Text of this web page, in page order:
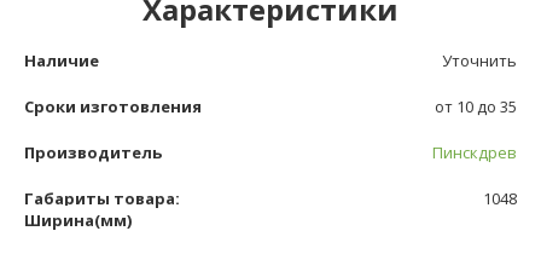
Характеристики
Наличие Уточнить
Сроки изготовления от 10 до 35
Производитель Пинскдрев
Габариты товара:
Ширина(мм)
1048